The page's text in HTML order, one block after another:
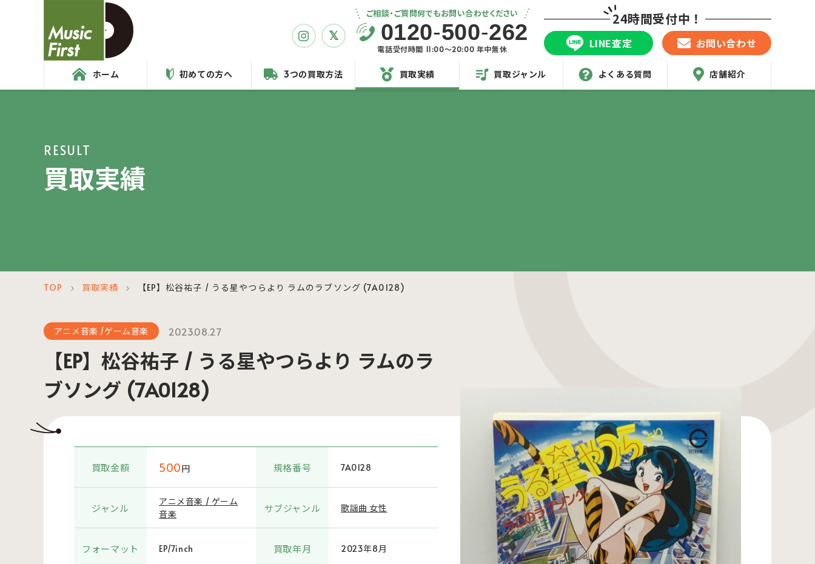
ホーム 初めての方へ 3つの買取方法 買取実績 買取ジャンル よくある質問 店舗紹介
ご相談・ご質問何でもお問い合わせください
0120-500-262
電話受付時間 11:00〜20:00 年中無休
24時間受付中！
LINE査定 お問い合わせ
RESULT
買取実績
TOP ＞ 買取実績 ＞ 【EP】松谷祐子 / うる星やつらより ラムのラブソング (7A0128)
アニメ音楽 /ゲーム音楽 2023.08.27
【EP】松谷祐子 / うる星やつらより ラムのラ
ブソング (7A0128)
買取金額 500円 規格番号 7A0128
ジャンル
アニメ音楽 / ゲーム
音楽
サブジャンル 歌謡曲 女性
フォーマット EP/7inch 買取年月 2023年8月